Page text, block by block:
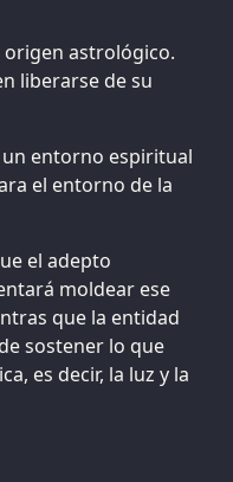
origen astrológico.
liberarse de su
entorno espiritual
el entorno de la
el adepto
moldear ese
que la entidad
sostener lo que
es decir, la luz y la